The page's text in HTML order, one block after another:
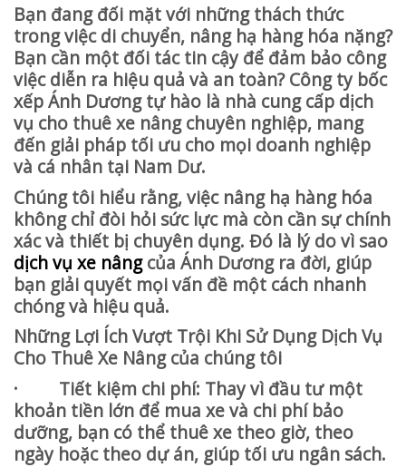
Bạn đang đối mặt với những thách thức
trong việc di chuyển, nâng hạ hàng hóa nặng?
Bạn cần một đối tác tin cậy để đảm bảo công
việc diễn ra hiệu quả và an toàn? Công ty bốc
xếp Ánh Dương tự hào là nhà cung cấp dịch
vụ cho thuê xe nâng chuyên nghiệp, mang
đến giải pháp tối ưu cho mọi doanh nghiệp
và cá nhân tại Nam Dư.
Chúng tôi hiểu rằng, việc nâng hạ hàng hóa
không chỉ đòi hỏi sức lực mà còn cần sự chính
xác và thiết bị chuyên dụng. Đó là lý do vì sao
dịch vụ xe nângcủa Ánh Dương ra đời, giúp
bạn giải quyết mọi vấn đề một cách nhanh
chóng và hiệu quả.
Những Lợi Ích Vượt Trội Khi Sử Dụng Dịch Vụ
Cho Thuê Xe Nâng của chúng tôi
· Tiết kiệm chi phí: Thay vì đầu tư một
khoản tiền lớn để mua xe và chi phí bảo
dưỡng, bạn có thể thuê xe theo giờ, theo
ngày hoặc theo dự án, giúp tối ưu ngân sách.